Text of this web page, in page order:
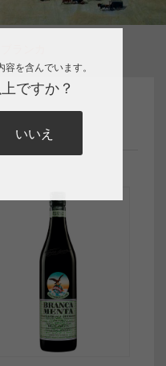
を含んでいます。
ですか？
いいえ